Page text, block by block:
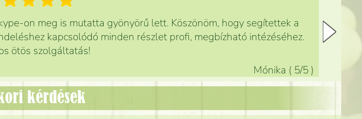
on meg is mutatta gyönyörű lett. Köszönöm, hogy segítettek a
kapcsolódó minden részlet profi, megbízható intézéséhez.
ötös szolgáltatás!
Mónika ( 5/5 )
kérdések